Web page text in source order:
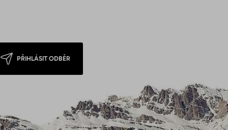
PŘIHLÁSIT ODBĚR